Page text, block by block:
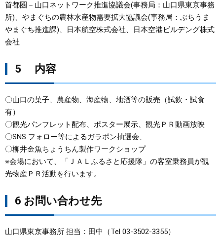
首都圏－山口ネットワーク推進協議会(事務局：山口県東京事務
所)、やまぐちの農林水産物需要拡大協議会(事務局：ぶちうま
やまぐち推進課)、日本航空株式会社、日本空港ビルデング株式
会社
5 内容
〇山口の菓子、農産物、海産物、地酒等の販売（試飲・試食
有）
〇観光パンフレット配布、ポスター展示、観光ＰＲ動画放映
〇SNS フォロー等によるガラポン抽選会、
〇柳井金魚ちょうちん製作ワークショップ
※会場において、「ＪＡＬふるさと応援隊」の客室乗務員が観
光物産ＰＲ活動を行います。
6 お問い合わせ先
山口県東京事務所 担当：田中（Tel 03-3502-3355）